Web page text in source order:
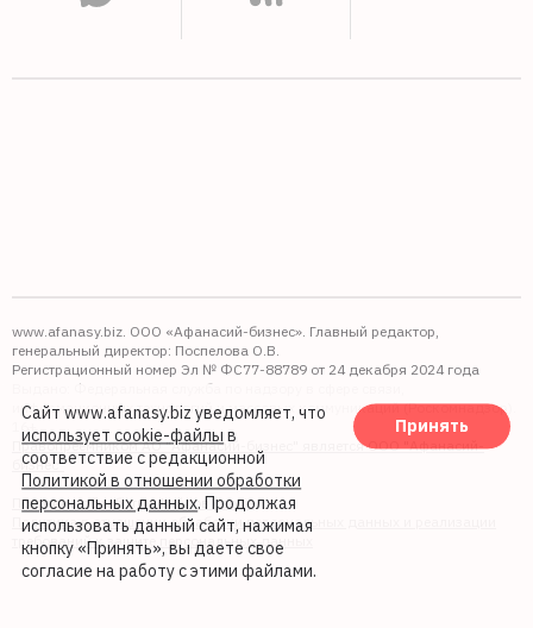
www.afanasy.biz. ООО «Афанасий-бизнес». Главный редактор,
генеральный директор: Поспелова О.В.
Регистрационный номер Эл № ФС77-88789 от 24 декабря 2024 года
Выдано: Федеральная служба по надзору в сфере связи,
информационных технологий и массовых коммуникаций (Роскомнадзор).
Правопреемником АО "Афанасий-бизнес" является ООО "Афанасий-
бизнес"
Политика обработки файлов cookie
Политика в отношении обработки персональных данных и реализации
требований к защите персональных данных
Сайт www.afanasy.biz уведомляет, что
использует cookie-файлы в
соответствие с редакционной
Политикой в отношении обработки
персональных данных. Продолжая
использовать данный сайт, нажимая
кнопку «Принять», вы даете свое
согласие на работу с этими файлами.
Принять